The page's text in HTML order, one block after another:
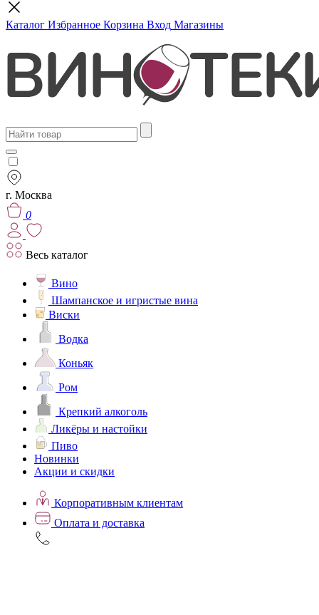
Каталог Избранное Корзина Вход Магазины
г. Москва
0
Весь каталог
Вино
Шампанское и игристые вина
Виски
Водка
Коньяк
Ром
Крепкий алкоголь
Ликёры и настойки
Пиво
Новинки
Акции и скидки
Корпоративным клиентам
Оплата и доставка